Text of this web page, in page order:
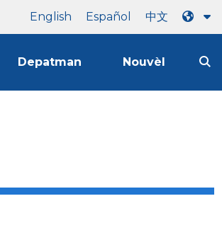
English Español 中文
Depatman Nouvèl